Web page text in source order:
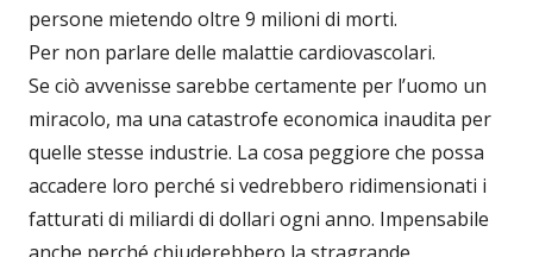
persone mietendo oltre 9 milioni di morti.
Per non parlare delle malattie cardiovascolari.
Se ciò avvenisse sarebbe certamente per l’uomo un
miracolo, ma una catastrofe economica inaudita per
quelle stesse industrie. La cosa peggiore che possa
accadere loro perché si vedrebbero ridimensionati i
fatturati di miliardi di dollari ogni anno. Impensabile